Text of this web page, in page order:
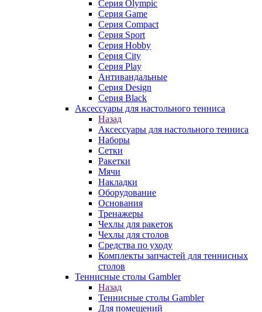
Серия Olympic
Серия Game
Серия Compact
Серия Sport
Серия Hobby
Серия City
Серия Play
Антивандальные
Серия Design
Серия Black
Аксессуары для настольного тенниса
Назад
Аксессуары для настольного тенниса
Наборы
Сетки
Ракетки
Мячи
Накладки
Оборудование
Основания
Тренажеры
Чехлы для ракеток
Чехлы для столов
Средства по уходу
Комплекты запчастей для теннисных
столов
Теннисные столы Gambler
Назад
Теннисные столы Gambler
Для помещений